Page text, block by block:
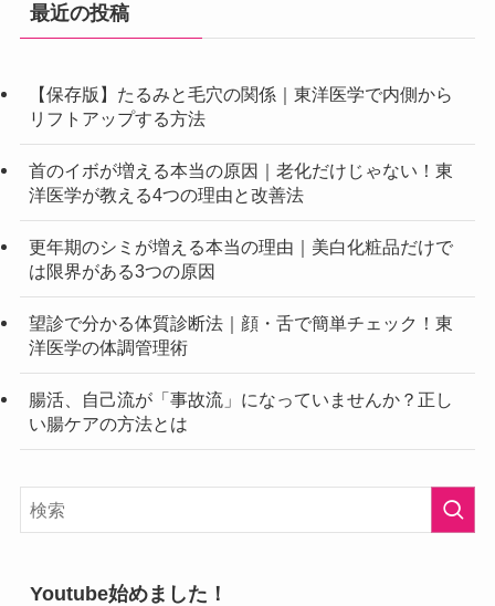
最近の投稿
【保存版】たるみと毛穴の関係｜東洋医学で内側から
リフトアップする方法
首のイボが増える本当の原因｜老化だけじゃない！東
洋医学が教える4つの理由と改善法
更年期のシミが増える本当の理由｜美白化粧品だけで
は限界がある3つの原因
望診で分かる体質診断法｜顔・舌で簡単チェック！東
洋医学の体調管理術
腸活、自己流が「事故流」になっていませんか？正し
い腸ケアの方法とは
Youtube始めました！